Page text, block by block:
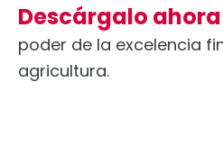
Descárgalo ahora
poder de la excelencia
agricultura.